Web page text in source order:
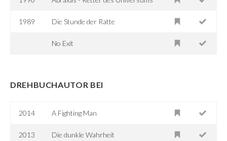
1989 Die Stunde der Ratte
No Exit
DREHBUCHAUTOR BEI
2014 A Fighting Man
2013 Die dunkle Wahrheit